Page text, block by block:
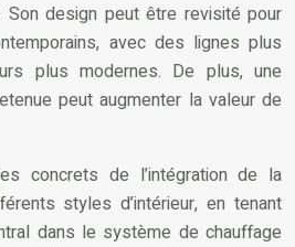
design peut être revisité pour
avec des lignes plus
plus modernes. De plus, une
peut augmenter la valeur de
concrets de l’intégration de la
styles d’intérieur, en tenant
dans le système de chauffage